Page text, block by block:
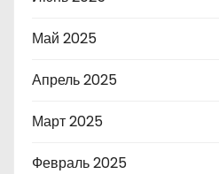
Май 2025
Апрель 2025
Март 2025
Февраль 2025